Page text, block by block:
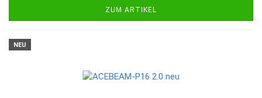
ZUM ARTIKEL
NEU